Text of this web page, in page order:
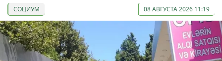
СОЦИУМ 08 АВГУСТА 2026 11:19